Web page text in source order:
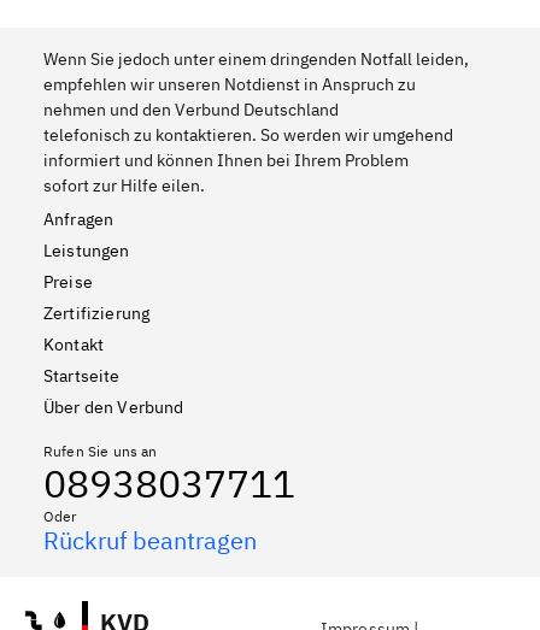
Wenn Sie jedoch unter einem dringenden Notfall leiden,
empfehlen wir unseren Notdienst in Anspruch zu
nehmen und den Verbund Deutschland
telefonisch zu kontaktieren. So werden wir umgehend
informiert und können Ihnen bei Ihrem Problem
sofort zur Hilfe eilen.
Anfragen
Leistungen
Preise
Zertifizierung
Kontakt
Startseite
Über den Verbund
Rufen Sie uns an
08938037711
Oder
Rückruf beantragen
KVD